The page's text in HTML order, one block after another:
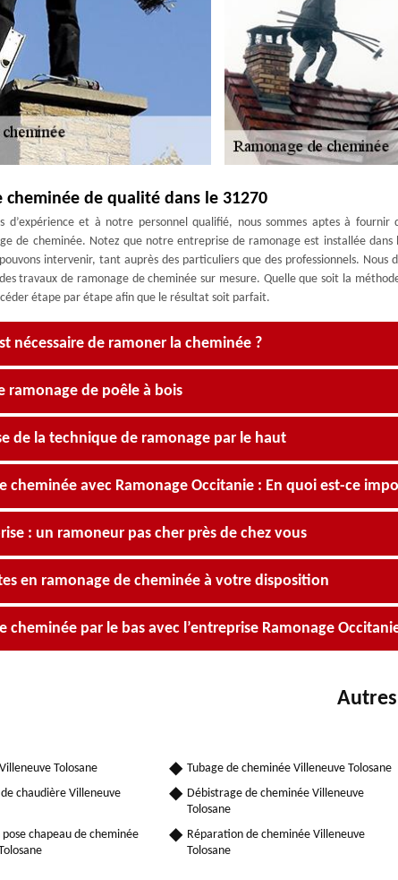
cheminée de qualité dans le 31270
d’expérience et à notre personnel qualifié, nous sommes aptes à fournir
de cheminée. Notez que notre entreprise de ramonage est installée dans
intervenir, tant auprès des particuliers que des professionnels. Nous
travaux de ramonage de cheminée sur mesure. Quelle que soit la
étape par étape afin que le résultat soit parfait.
nécessaire de ramoner la cheminée ?
ramonage de poêle à bois
de la technique de ramonage par le haut
cheminée avec Ramonage Occitanie : En quoi est-ce
: un ramoneur pas cher près de chez vous
en ramonage de cheminée à votre disposition
cheminée par le bas avec l’entreprise Ramonage
Tolosane
chaudière Villeneuve
chapeau de cheminée
Tubage de cheminée Villeneuve Tolosane
Débistrage de cheminée Villeneuve
Tolosane
Réparation de cheminée Villeneuve
Tolosane